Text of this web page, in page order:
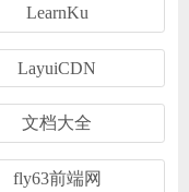
LearnKu
LayuiCDN
文档大全
fly63前端网